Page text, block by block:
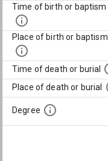
Time of birth or baptism
Place of birth or baptism
Time of death or burial
Place of death or burial
Degree